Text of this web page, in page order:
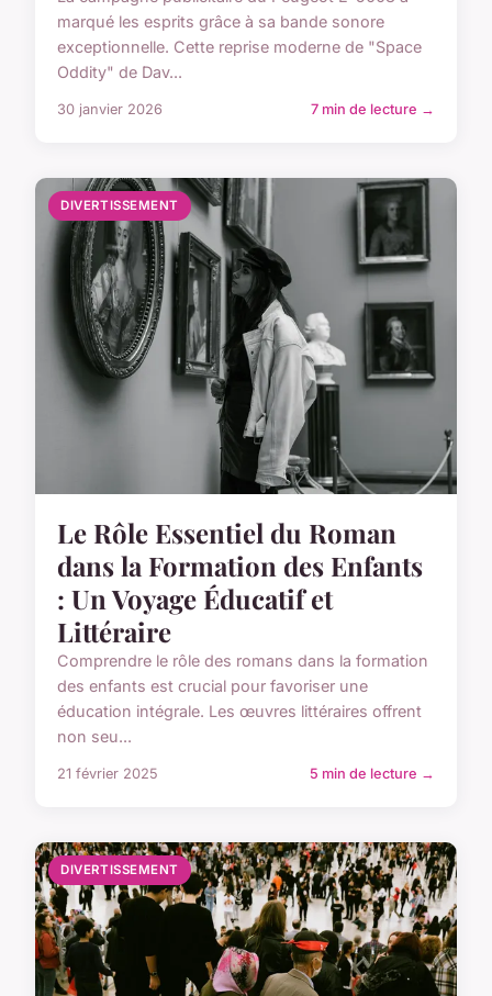
marqué les esprits grâce à sa bande sonore
exceptionnelle. Cette reprise moderne de "Space
Oddity" de Dav...
30 janvier 2026 7 min de lecture →
DIVERTISSEMENT
Le Rôle Essentiel du Roman
dans la Formation des Enfants
: Un Voyage Éducatif et
Littéraire
Comprendre le rôle des romans dans la formation
des enfants est crucial pour favoriser une
éducation intégrale. Les œuvres littéraires offrent
non seu...
21 février 2025 5 min de lecture →
DIVERTISSEMENT